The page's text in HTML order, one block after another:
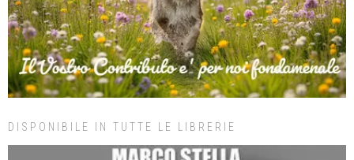
DISPONIBILE IN TUTTE LE LIBRERIE